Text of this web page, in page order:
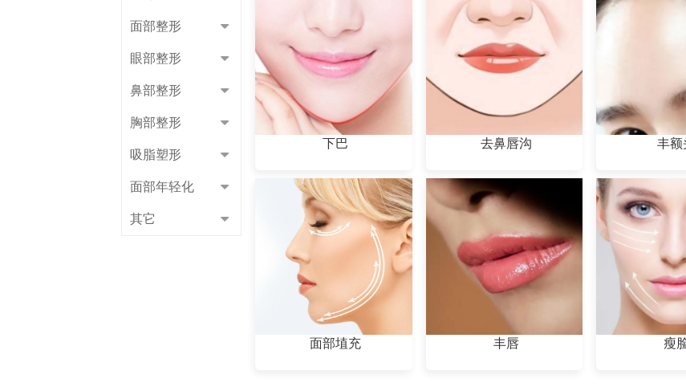
面部整形
眼部整形
鼻部整形
胸部整形
吸脂塑形
面部年轻化
其它
下巴 去鼻唇沟 丰额
面部埴充 丰唇 瘦